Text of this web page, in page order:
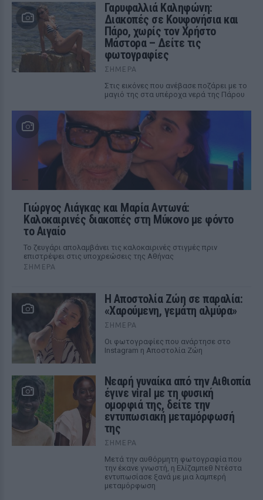
Γαρυφαλλιά Καληφώνη:
Διακοπές σε Κουφονήσια και
Πάρο, χωρίς τον Χρήστο
Μάστορα – Δείτε τις
φωτογραφίες
ΣΉΜΕΡΑ
Στις εικόνες που ανέβασε ποζάρει με το
μαγιό της στα υπέροχα νερά της Πάρου
Γιώργος Λιάγκας και Μαρία Αντωνά:
Καλοκαιρινές διακοπές στη Μύκονο με φόντο
το Αιγαίο
Το ζευγάρι απολαμβάνει τις καλοκαιρινές στιγμές πριν
επιστρέψει στις υποχρεώσεις της Αθήνας
ΣΉΜΕΡΑ
Η Αποστολία Ζώη σε παραλία:
«Χαρούμενη, γεμάτη αλμύρα»
ΣΉΜΕΡΑ
Οι φωτογραφίες που ανάρτησε στο
Instagram η Αποστολία Ζώη
Νεαρή γυναίκα από την Αιθιοπία
έγινε viral με τη φυσική
ομορφιά της, δείτε την
εντυπωσιακή μεταμόρφωσή
της
ΣΉΜΕΡΑ
Μετά την αυθόρμητη φωτογραφία που
την έκανε γνωστή, η Ελίζαμπεθ Ντέστα
εντυπωσίασε ξανά με μια λαμπερή
μεταμόρφωση